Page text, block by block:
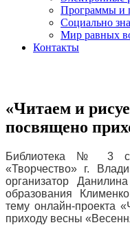
Программы и
Социально
Мир равных
Контакты
«Читаем и
посвящено
Библиотека № 3
«Творчество» г.
организатор
образования
тему онлайн-проекта
приходу весны